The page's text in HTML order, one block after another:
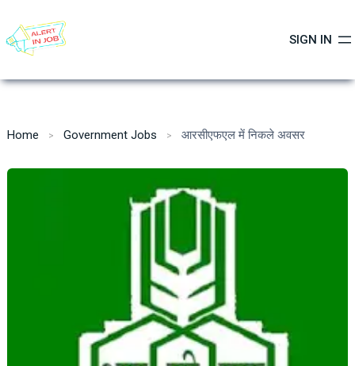
content
SIGN IN
Home Government Jobs आरसीएफएल में निकले अवसर